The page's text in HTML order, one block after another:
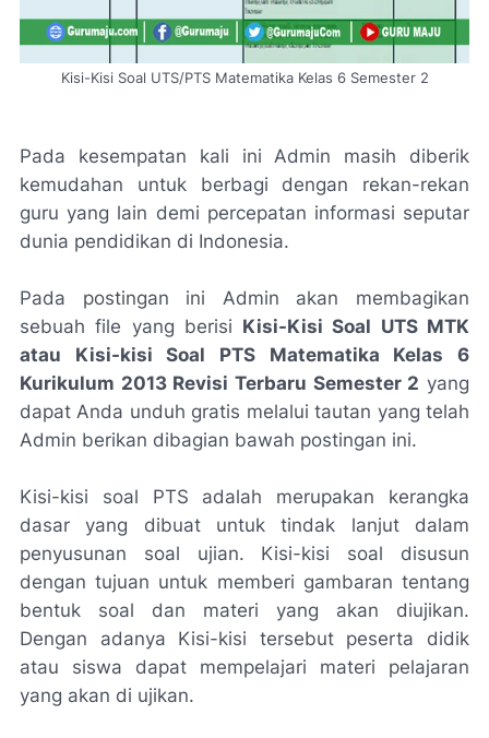
Kisi-Kisi Soal UTS/PTS Matematika Kelas 6 Semester 2
Pada kesempatan kali ini Admin masih diberik
kemudahan untuk berbagi dengan rekan-rekan
guru yang lain demi percepatan informasi seputar
dunia pendidikan di Indonesia.
Pada postingan ini Admin akan membagikan
sebuah file yang berisi Kisi-Kisi Soal UTS MTK
atau Kisi-kisi Soal PTS Matematika Kelas 6
Kurikulum 2013 Revisi Terbaru Semester 2 yang
dapat Anda unduh gratis melalui tautan yang telah
Admin berikan dibagian bawah postingan ini.
Kisi-kisi soal PTS adalah merupakan kerangka
dasar yang dibuat untuk tindak lanjut dalam
penyusunan soal ujian. Kisi-kisi soal disusun
dengan tujuan untuk memberi gambaran tentang
bentuk soal dan materi yang akan diujikan.
Dengan adanya Kisi-kisi tersebut peserta didik
atau siswa dapat mempelajari materi pelajaran
yang akan di ujikan.